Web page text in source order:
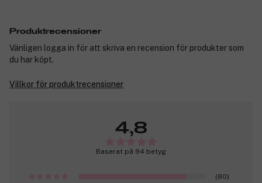
Produktrecensioner
Vänligen logga in för att skriva en recension för produkter som
du har köpt.
Villkor för produktrecensioner
4,8
Baserat på 94 betyg
(80)